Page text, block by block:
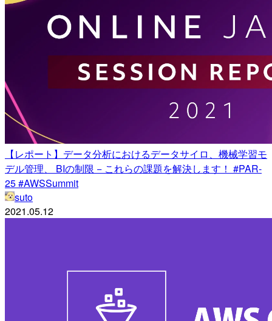
【レポート】データ分析におけるデータサイロ、機械学習モ
デル管理、 BIの制限 − これらの課題を解決します！ #PAR-
25 #AWSSummit
suto
2021.05.12